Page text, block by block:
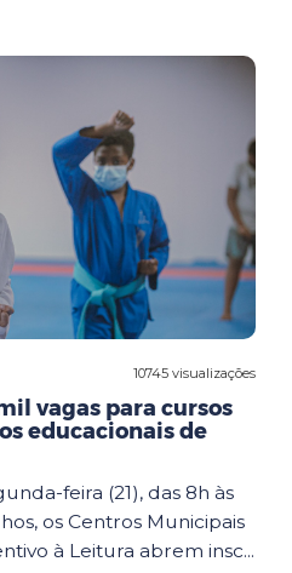
10745 visualizações
vagas para cursos
educacionais de
feira (21), das 8h às
os Centros Municipais
à Leitura abrem insc...